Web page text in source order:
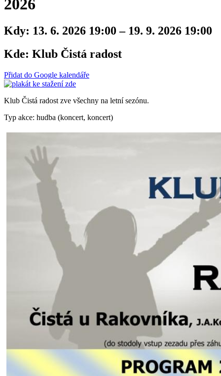
2026
Kdy: 13. 6. 2026 19:00 – 19. 9. 2026 19:00
Kde: Klub Čistá radost
Přidat do Google kalendáře
Klub Čistá radost zve všechny na letní sezónu.
Typ akce: hudba (koncert, koncert)